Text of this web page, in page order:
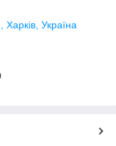
Україна